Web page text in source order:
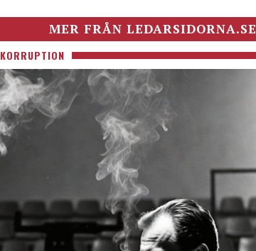
MER FRÅN LEDARSIDORNA.SE
KORRUPTION